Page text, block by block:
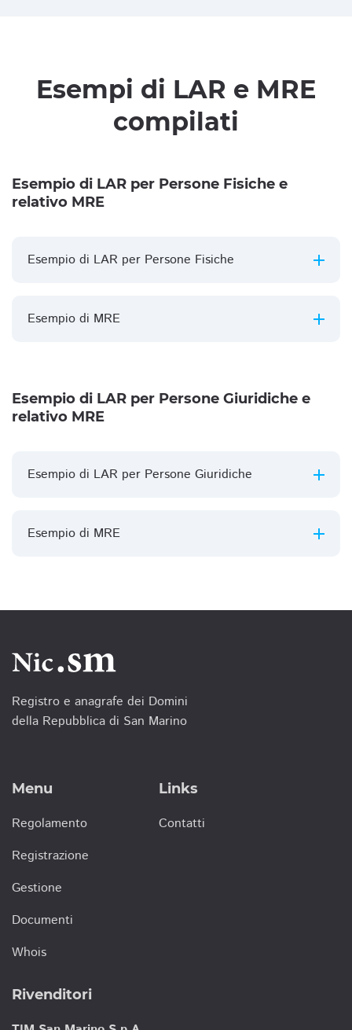
Esempi di LAR e MRE
compilati
Esempio di LAR per Persone Fisiche e
relativo MRE
Esempio di LAR per Persone Fisiche
Esempio di MRE
Esempio di LAR per Persone Giuridiche e
relativo MRE
Esempio di LAR per Persone Giuridiche
Esempio di MRE
Registro e anagrafe dei Domini
della Repubblica di San Marino
Menu
Regolamento
Registrazione
Gestione
Documenti
Whois
Links
Contatti
Rivenditori